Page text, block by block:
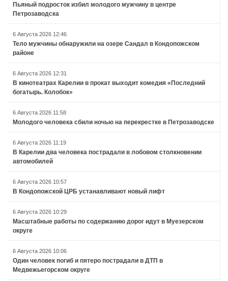
Пьяный подросток избил молодого мужчину в центре
Петрозаводска
6 Августа 2026 12:46
Тело мужчины обнаружили на озере Сандал в Кондопожском
районе
6 Августа 2026 12:31
В кинотеатрах Карелии в прокат выходит комедия «Последний
богатырь. Колобок»
6 Августа 2026 11:58
Молодого человека сбили ночью на перекрестке в Петрозаводске
6 Августа 2026 11:19
В Карелии два человека пострадали в лобовом столкновении
автомобилей
6 Августа 2026 10:57
В Кондопожской ЦРБ устанавливают новый лифт
6 Августа 2026 10:29
Масштабные работы по содержанию дорог идут в Муезерском
округе
6 Августа 2026 10:06
Один человек погиб и пятеро пострадали в ДТП в
Медвежьегорском округе